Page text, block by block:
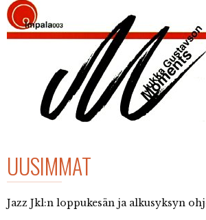
UUSIMMAT
Jazz Jkl:n loppukesän ja alkusyksyn